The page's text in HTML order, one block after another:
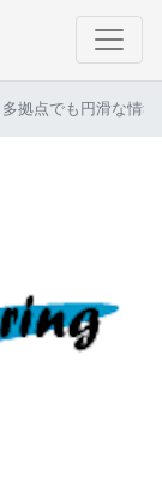
拠点でも円滑な情